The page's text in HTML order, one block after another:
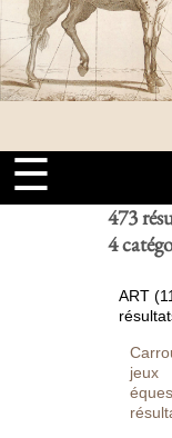
☰
473
4
ART
jeux